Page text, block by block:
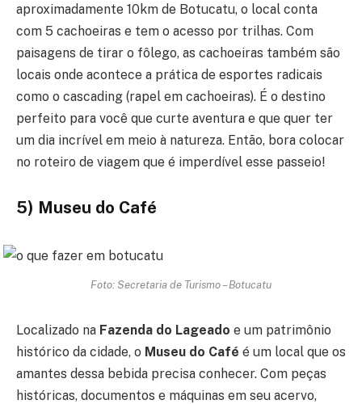
aproximadamente 10km de Botucatu, o local conta
com 5 cachoeiras e tem o acesso por trilhas. Com
paisagens de tirar o fôlego, as cachoeiras também são
locais onde acontece a prática de esportes radicais
como o cascading (rapel em cachoeiras). É o destino
perfeito para você que curte aventura e que quer ter
um dia incrível em meio à natureza. Então, bora colocar
no roteiro de viagem que é imperdível esse passeio!
5) Museu do Café
Foto: Secretaria de Turismo – Botucatu
Localizado na Fazenda do Lageado e um patrimônio
histórico da cidade, o Museu do Café é um local que os
amantes dessa bebida precisa conhecer. Com peças
históricas, documentos e máquinas em seu acervo,